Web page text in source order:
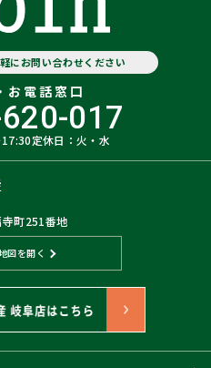
にお問い合わせください
お電話窓口
017
定休日：火・水
町251番地
図を開く